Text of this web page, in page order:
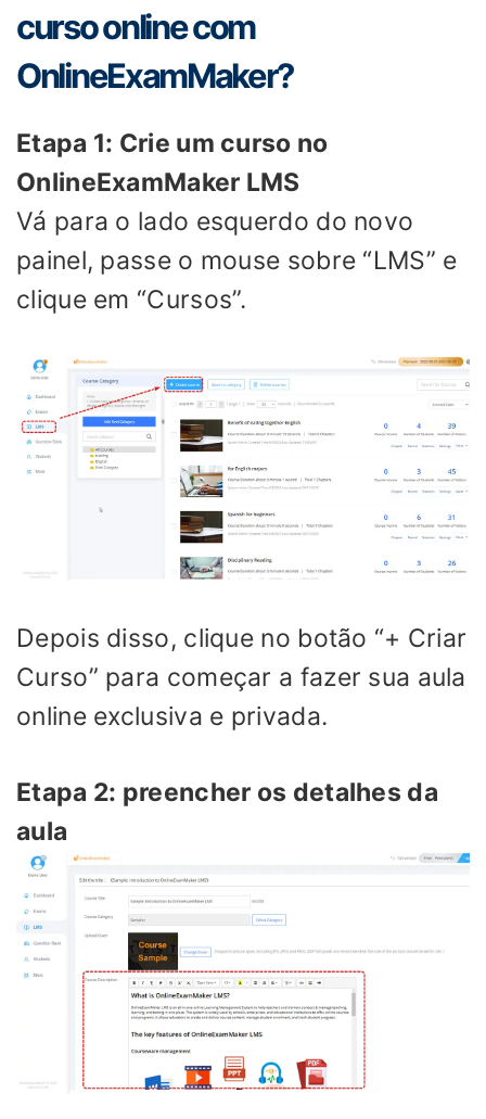
curso online com
OnlineExamMaker?
Etapa 1: Crie um curso no
OnlineExamMaker LMS
Vá para o lado esquerdo do novo
painel, passe o mouse sobre “LMS” e
clique em “Cursos”.
Depois disso, clique no botão “+ Criar
Curso” para começar a fazer sua aula
online exclusiva e privada.
Etapa 2: preencher os detalhes da
aula